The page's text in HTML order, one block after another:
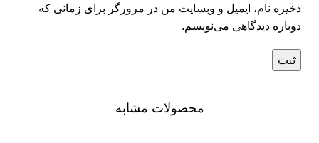
ذخیره نام، ایمیل و وبسایت من در مرورگر برای زمانی که
دوباره دیدگاهی می‌نویسم.
محصولات مشابه